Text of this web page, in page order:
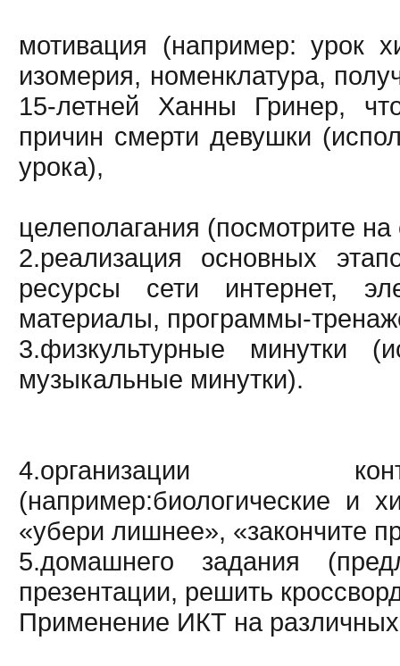
мотивация (например: урок
изомерия, номенклатура,
15-летней Ханны Гринер,
причин смерти девушки
урока),
целеполагания (посмотрите
2.реализация основных
ресурсы сети интернет,
материалы, программы-
3.физкультурные минутки
музыкальные минутки).
4.организации
(например:биологические и
«убери лишнее», «закончите
5.домашнего задания
презентации, решить
Применение ИКТ на различных